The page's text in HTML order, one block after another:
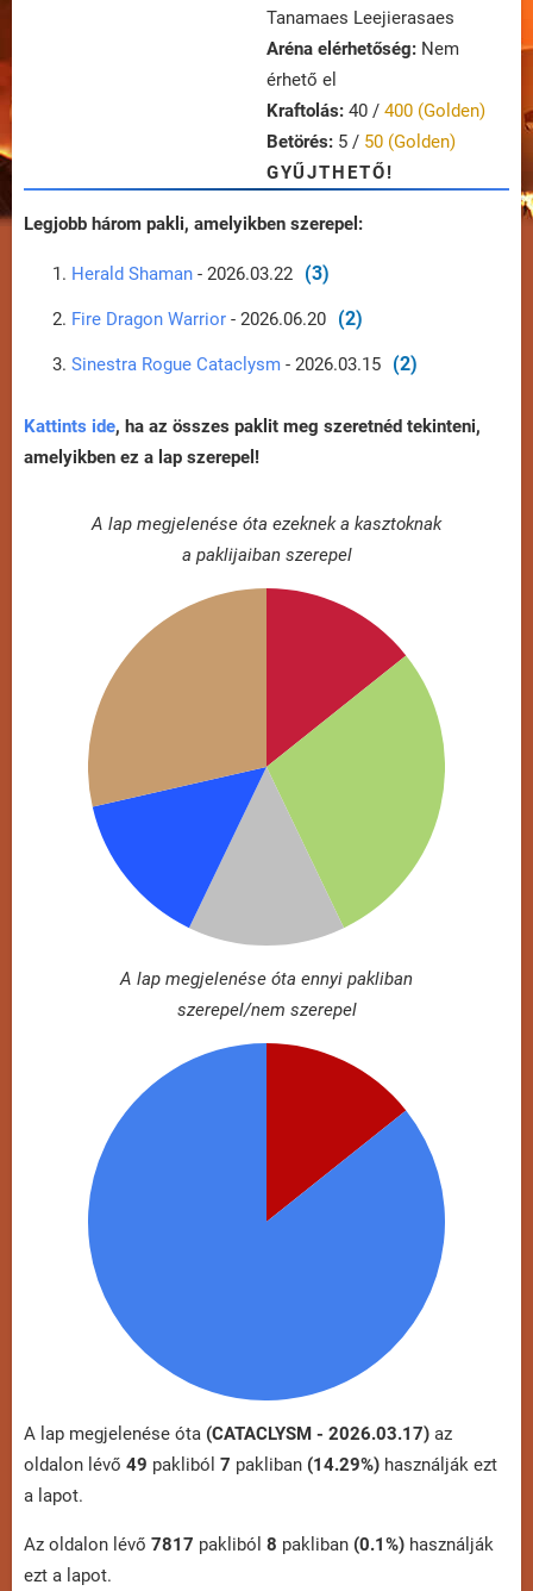
Tanamaes Leejierasaes
Aréna elérhetőség: Nem
érhető el
Kraftolás: 40 / 400 (Golden)
Betörés: 5 / 50 (Golden)
GYŰJTHETŐ!
Legjobb három pakli, amelyikben szerepel:
Herald Shaman - 2026.03.22 (3)
Fire Dragon Warrior - 2026.06.20 (2)
Sinestra Rogue Cataclysm - 2026.03.15 (2)
Kattints ide, ha az összes paklit meg szeretnéd tekinteni,
amelyikben ez a lap szerepel!
A lap megjelenése óta ezeknek a kasztoknak
a paklijaiban szerepel
A lap megjelenése óta ennyi pakliban
szerepel/nem szerepel
A lap megjelenése óta (CATACLYSM - 2026.03.17) az
oldalon lévő 49 pakliból 7 pakliban (14.29%) használják ezt
a lapot.
Az oldalon lévő 7817 pakliból 8 pakliban (0.1%) használják
ezt a lapot.